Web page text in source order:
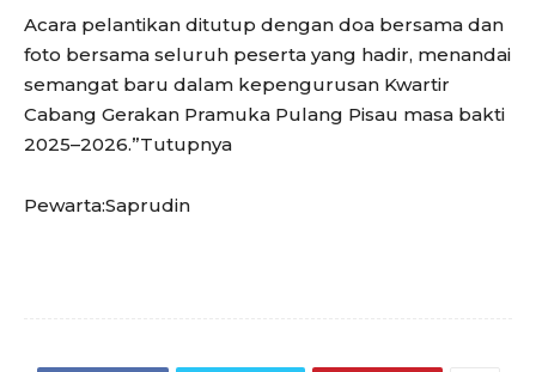
Acara pelantikan ditutup dengan doa bersama dan
foto bersama seluruh peserta yang hadir, menandai
semangat baru dalam kepengurusan Kwartir
Cabang Gerakan Pramuka Pulang Pisau masa bakti
2025–2026.”Tutupnya
Pewarta:Saprudin